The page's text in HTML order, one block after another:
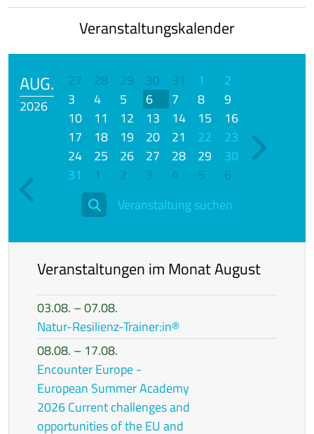
Veranstaltungskalender
AUG.
2026
27 28 29 30 31 1
2
3
4 5 6 7 8
9
10
11 12 13 14 15
16
17
18 19 20 21 22
23
24
25 26 27 28 29
30
31
1 2 3 4 5
6
Veranstaltung suchen
Veranstaltungen im Monat August
03.08. – 07.08.
Natur-Resilienz-Trainer:in®
08.08. – 17.08.
Encounter Europe -
European Summer Academy
2026 Current challenges and
opportunities of the EU and